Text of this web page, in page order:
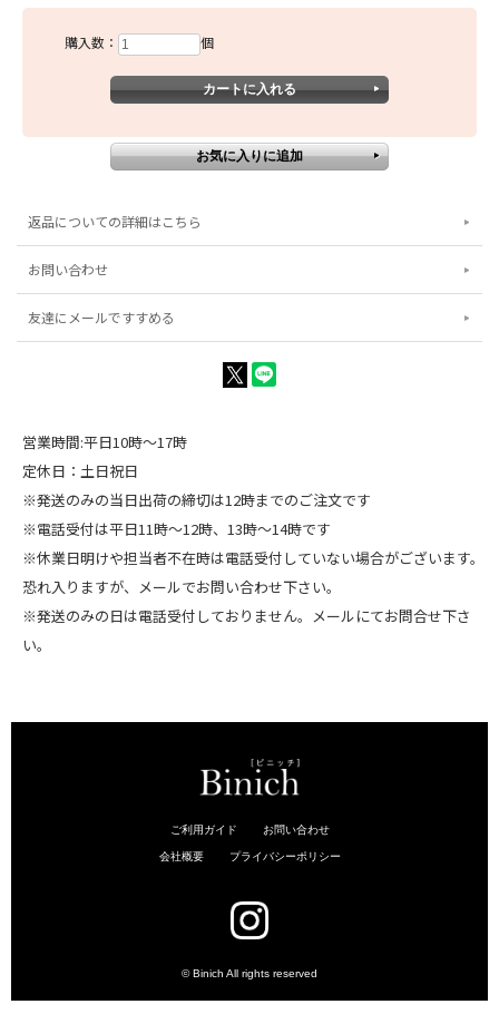
購入数： 個
返品についての詳細はこちら
お問い合わせ
友達にメールですすめる
営業時間:平日10時～17時
定休日：土日祝日
※発送のみの当日出荷の締切は12時までのご注文です
※電話受付は平日11時～12時、13時～14時です
※休業日明けや担当者不在時は電話受付していない場合がございます。
恐れ入りますが、メールでお問い合わせ下さい。
※発送のみの日は電話受付しておりません。メールにてお問合せ下さ
い。